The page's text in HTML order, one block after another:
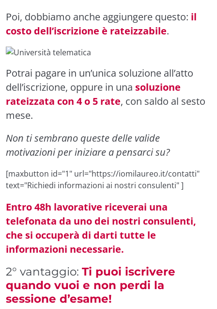
Poi, dobbiamo anche aggiungere questo: il
costo dell’iscrizione è rateizzabile.
Potrai pagare in un’unica soluzione all’atto
dell’iscrizione, oppure in una soluzione
rateizzata con 4 o 5 rate, con saldo al sesto
mese.
Non ti sembrano queste delle valide
motivazioni per iniziare a pensarci su?
[maxbutton id="1" url="https://iomilaureo.it/contatti"
text="Richiedi informazioni ai nostri consulenti" ]
Entro 48h lavorative riceverai una
telefonata da uno dei nostri consulenti,
che si occuperà di darti tutte le
informazioni necessarie.
2° vantaggio: Ti puoi iscrivere
quando vuoi e non perdi la
sessione d’esame!